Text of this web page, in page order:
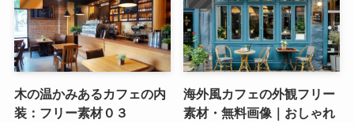
木の温かみあるカフェの内
装：フリー素材０３
海外風カフェの外観フリー
素材・無料画像｜おしゃれ